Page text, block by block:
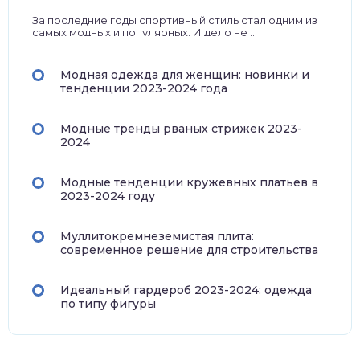
За последние годы спортивный стиль стал одним из
самых модных и популярных. И дело не ...
Модная одежда для женщин: новинки и
тенденции 2023-2024 года
Модные тренды рваных стрижек 2023-
2024
Модные тенденции кружевных платьев в
2023-2024 году
Муллитокремнеземистая плита:
современное решение для строительства
Идеальный гардероб 2023-2024: одежда
по типу фигуры